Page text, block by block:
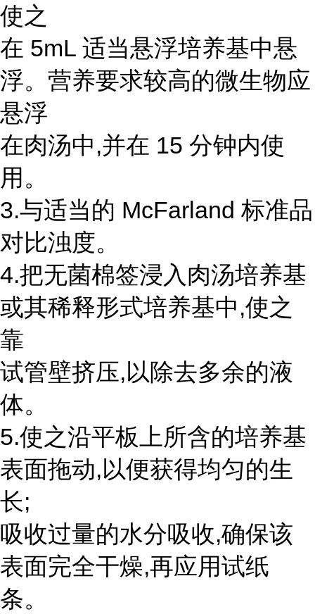
使之
在 5mL 适当悬浮培养基中悬
浮。营养要求较高的微生物应
悬浮
在肉汤中,并在 15 分钟内使
用。
3.与适当的 McFarland 标准品
对比浊度。
4.把无菌棉签浸入肉汤培养基
或其稀释形式培养基中,使之
靠
试管壁挤压,以除去多余的液
体。
5.使之沿平板上所含的培养基
表面拖动,以便获得均匀的生
长;
吸收过量的水分吸收,确保该
表面完全干燥,再应用试纸
条。